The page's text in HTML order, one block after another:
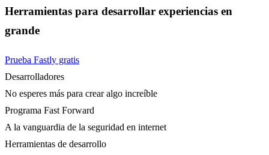
Herramientas para desarrollar experiencias en
grande
Prueba Fastly gratis
Desarrolladores
No esperes más para crear algo increíble
Programa Fast Forward
A la vanguardia de la seguridad en internet
Herramientas de desarrollo